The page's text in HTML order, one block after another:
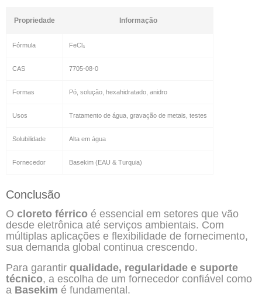
Propriedade Informação
Fórmula FeCl₃
CAS 7705-08-0
Formas Pó, solução, hexahidratado, anidro
Usos Tratamento de água, gravação de metais, testes
Solubilidade Alta em água
Fornecedor Basekim (EAU & Turquia)
Conclusão
O cloreto férrico é essencial em setores que vão
desde eletrônica até serviços ambientais. Com
múltiplas aplicações e flexibilidade de fornecimento,
sua demanda global continua crescendo.
Para garantir qualidade, regularidade e suporte
técnico, a escolha de um fornecedor confiável como
a Basekim é fundamental.